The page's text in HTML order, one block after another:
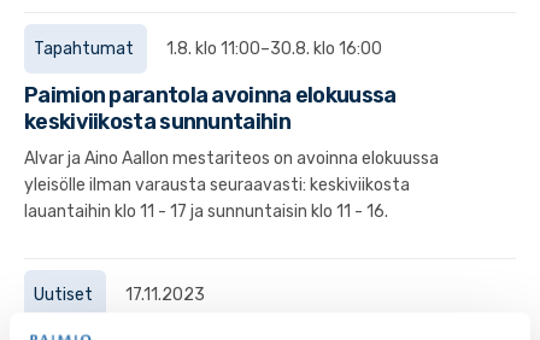
Tapahtumat 1.8. klo 11:00–30.8. klo 16:00
Paimion parantola avoinna elokuussa
keskiviikosta sunnuntaihin
Alvar ja Aino Aallon mestariteos on avoinna elokuussa
yleisölle ilman varausta seuraavasti: keskiviikosta
lauantaihin klo 11 - 17 ja sunnuntaisin klo 11 - 16.
Uutiset 17.11.2023